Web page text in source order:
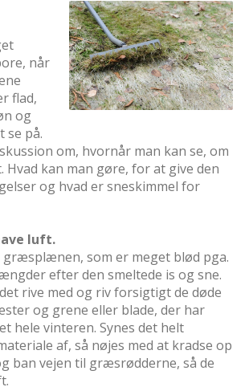
når
flad,
og
se på.
om, hvornår man kan se, om
kan man gøre, for at give den
og hvad er sneskimmel for
luft.
som er meget blød pga.
efter den smeltede is og sne.
rive med og riv forsigtigt de døde
og grene eller blade, der har
hele vinteren. Synes det helt
af, så nøjes med at kradse op
ban vejen til græsrødderne, så de